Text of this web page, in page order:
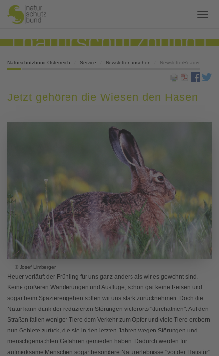
Naturschutzbund Österreich Service Newsletter ansehen NewsletterReader
Jetzt gehören die Wiesen den Hasen
© Josef Limberger
Heuer verläuft der Frühling für uns ganz anders als wir es gewohnt sind.
Keine größeren Wanderungen und Ausflüge, schon gar keine Reisen und
sogar beim Spazierengehen sollen wir uns stark zurücknehmen. Doch die
Natur kann dank der reduzierten Störungen vielerorts "durchatmen": Auf den
Straßen fallen weniger Tiere dem Verkehr zum Opfer und viele Tiere erobern
nun Gebiete zurück, die sie in den letzten Jahren wegen Störungen und
menschgemachten Gefahren gemieden haben. Dadurch werden für
aufmerksame Menschen sogar besondere Naturerlebnisse "vor der Haustür"